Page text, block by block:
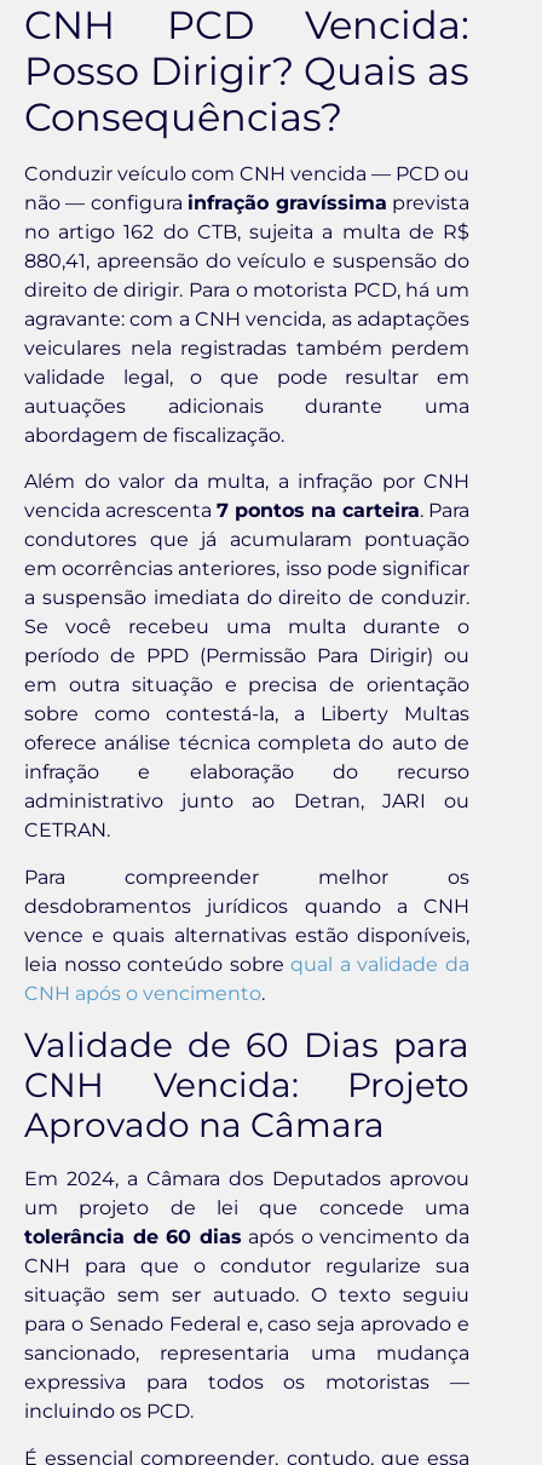
CNH PCD Vencida:
Posso Dirigir? Quais as
Consequências?
Conduzir veículo com CNH vencida — PCD ou
não — configura infração gravíssima prevista
no artigo 162 do CTB, sujeita a multa de R$
880,41, apreensão do veículo e suspensão do
direito de dirigir. Para o motorista PCD, há um
agravante: com a CNH vencida, as adaptações
veiculares nela registradas também perdem
validade legal, o que pode resultar em
autuações adicionais durante uma
abordagem de fiscalização.
Além do valor da multa, a infração por CNH
vencida acrescenta 7 pontos na carteira. Para
condutores que já acumularam pontuação
em ocorrências anteriores, isso pode significar
a suspensão imediata do direito de conduzir.
Se você recebeu uma multa durante o
período de PPD (Permissão Para Dirigir) ou
em outra situação e precisa de orientação
sobre como contestá-la, a Liberty Multas
oferece análise técnica completa do auto de
infração e elaboração do recurso
administrativo junto ao Detran, JARI ou
CETRAN.
Para compreender melhor os
desdobramentos jurídicos quando a CNH
vence e quais alternativas estão disponíveis,
leia nosso conteúdo sobrequal a validade da
CNH após o vencimento.
Validade de 60 Dias para
CNH Vencida: Projeto
Aprovado na Câmara
Em 2024, a Câmara dos Deputados aprovou
um projeto de lei que concede uma
tolerância de 60 dias após o vencimento da
CNH para que o condutor regularize sua
situação sem ser autuado. O texto seguiu
para o Senado Federal e, caso seja aprovado e
sancionado, representaria uma mudança
expressiva para todos os motoristas —
incluindo os PCD.
É essencial compreender, contudo, que essa